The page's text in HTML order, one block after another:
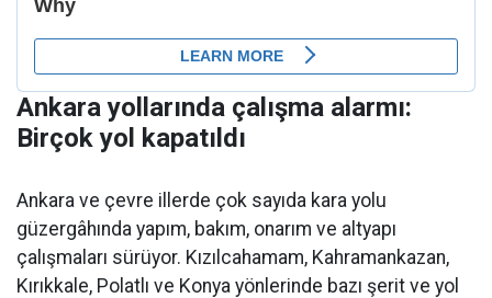
Ankara yollarında çalışma alarmı:
Birçok yol kapatıldı
Ankara ve çevre illerde çok sayıda kara yolu
güzergâhında yapım, bakım, onarım ve altyapı
çalışmaları sürüyor. Kızılcahamam, Kahramankazan,
Kırıkkale, Polatlı ve Konya yönlerinde bazı şerit ve yol